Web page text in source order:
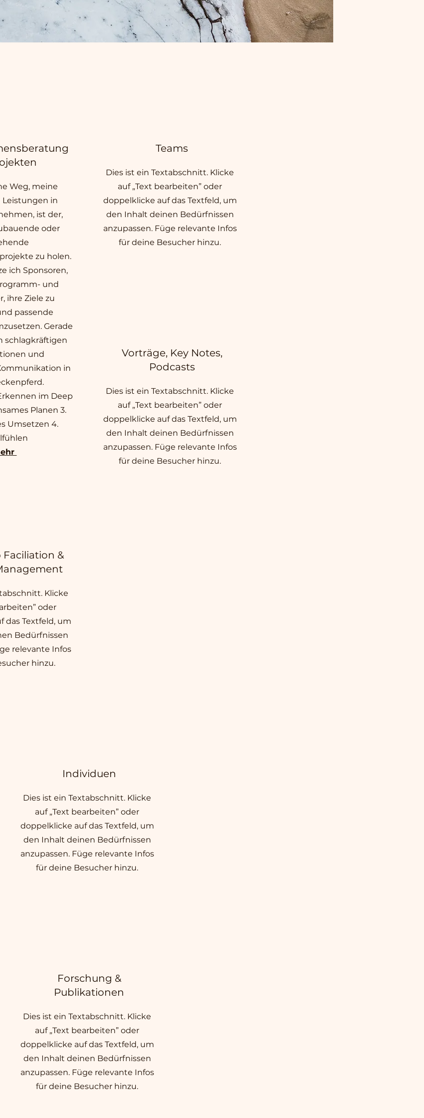
Weg, meine
Leistungen in
ist der,
oder
zu holen.
ich Sponsoren,
und
ihre Ziele zu
passende
Gerade
schlagkräftigen
und
in
im Deep
Planen 3.
Umsetzen 4.
&
Klicke
oder
das Textfeld, um
Bedürfnissen
relevante Infos
hinzu.
Teams
Dies ist ein Textabschnitt. Klicke
auf „Text bearbeiten” oder
doppelklicke auf das Textfeld, um
den Inhalt deinen Bedürfnissen
anzupassen. Füge relevante Infos
für deine Besucher hinzu.
Vorträge, Key Notes,
Podcasts
Dies ist ein Textabschnitt. Klicke
auf „Text bearbeiten” oder
doppelklicke auf das Textfeld, um
den Inhalt deinen Bedürfnissen
anzupassen. Füge relevante Infos
für deine Besucher hinzu.
Individuen
Dies ist ein Textabschnitt. Klicke
auf „Text bearbeiten” oder
doppelklicke auf das Textfeld, um
den Inhalt deinen Bedürfnissen
anzupassen. Füge relevante Infos
für deine Besucher hinzu.
Forschung &
Publikationen
Dies ist ein Textabschnitt. Klicke
auf „Text bearbeiten” oder
doppelklicke auf das Textfeld, um
den Inhalt deinen Bedürfnissen
anzupassen. Füge relevante Infos
für deine Besucher hinzu.